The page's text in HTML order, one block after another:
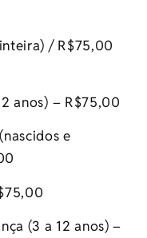
/ R$75,00
anos) – R$75,00
e
(3 a 12 anos) –